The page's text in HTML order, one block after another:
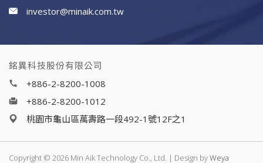
investor@minaik.com.tw
銘異科技股份有限公司
+886-2-8200-1008
+886-2-8200-1012
桃園市龜山區萬壽路一段492-1號12F之1
Copyright © 2026 Min Aik Technology Co., Ltd. | Design byWeya